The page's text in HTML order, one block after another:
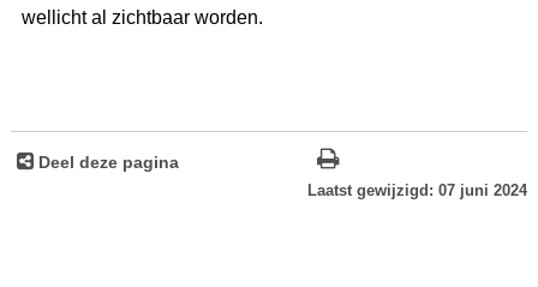
wellicht al zichtbaar worden.
Deel deze pagina
Laatst gewijzigd: 07 juni 2024